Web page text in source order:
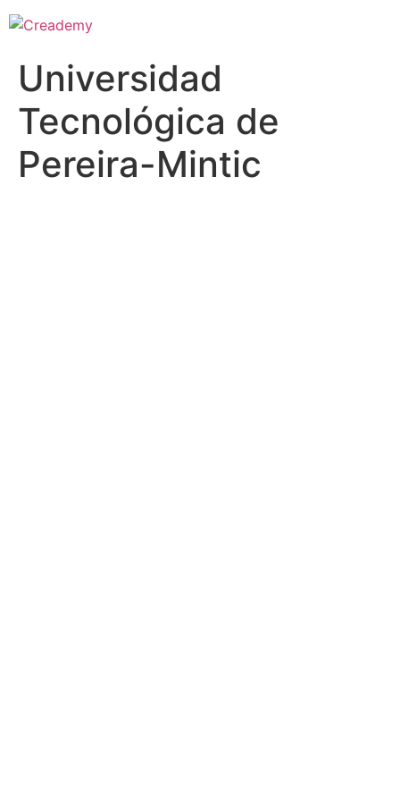
Universidad
Tecnológica de
Pereira-Mintic